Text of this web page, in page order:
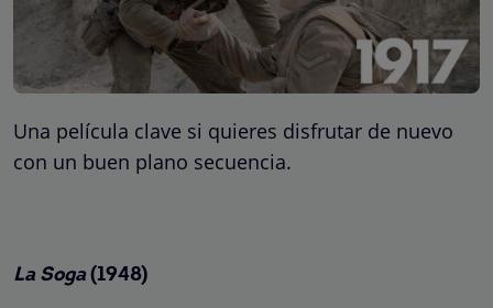
Una película clave si quieres disfrutar de nuevo
con un buen plano secuencia.
La Soga (1948)